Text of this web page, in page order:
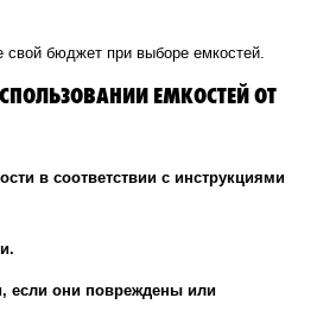
свой бюджет при выборе емкостей.
ЕМКОСТЕЙ ОТ
в соответствии с инструкциями
если они повреждены или